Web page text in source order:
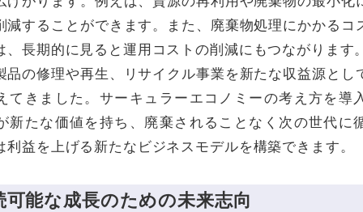
減することができます。また、廃棄物処理にかかるコ
、長期的に見ると運用コストの削減にもつながります
品の修理や再生、リサイクル事業を新たな収益源とし
てきました。サーキュラーエコノミーの考え方を導
新たな価値を持ち、廃棄されることなく次の世代に
利益を上げる新たなビジネスモデルを構築できます。
可能な成長のための未来志向